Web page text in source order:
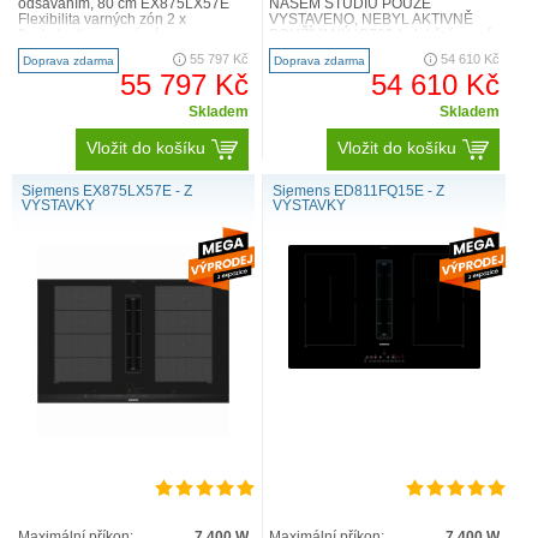
na ně.
odsáváním, 80 cm EX875LX57E
Flexibilita varných zón 2 x
používejte nádobí jakéhokoli tv..
Doprava zdarma 55 797 Kč
55 797 Kč
Skladem
Vložit do košíku
NAŠEM STUDIU POUZE
VYSTAVENO, NEBYL AKTIVNĚ
deska s odsáváním 80 cm
EX875LX67E ..
Doprava zdarma 54 610 Kč
54 610 Kč
Skladem
Vložit do košíku
Siemens EX875LX57E - Z
VÝSTAVKY
Siemens ED811FQ15E - Z
VÝSTAVKY